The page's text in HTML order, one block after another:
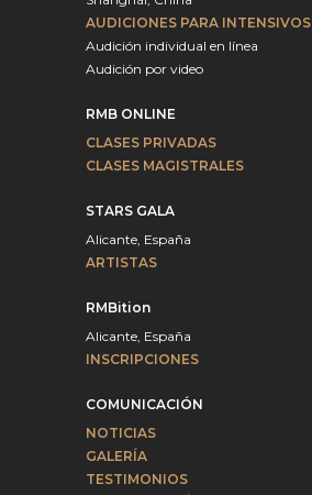
AUDICIONES PARA INTENSIVOS
Audición individual en línea
Audición por video
RMB ONLINE
CLASES PRIVADAS
CLASES MAGISTRALES
STARS GALA
Alicante, España
ARTISTAS
RMBition
Alicante, España
INSCRIPCIONES
COMUNICACIÓN
NOTICIAS
GALERÍA
TESTIMONIOS